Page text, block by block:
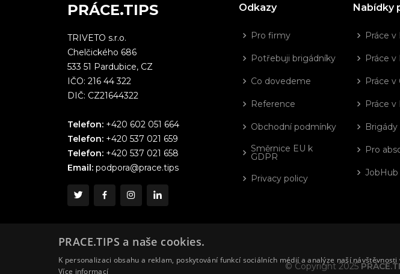
PRÁCE.TIPS
TRIVETO s.r.o.
Chelčického 686
533 51 Pardubice, CZ
IČO: 216 44 322
DIČ: CZ21644322
Telefon: +420 602 051 664
Telefon: +420 537 021 659
Telefon: +420 537 021 658
Email: podpora@prace.tips
Odkazy
Pro firmy
Potřebuji brigádníky
Co dovedeme
Reference
Obchodní podmínky
Směrnice EU k
GDPR
Privacy policy
Nabídky
Práce v
Práce v
Práce v
Práce v
Brigády
Pro
JobHub
© Copyright 2025
PRACE.TIPS a naše cookies.
K personalizaci obsahu a reklam, poskytování funkcí sociálních médií a analýze naší
Více informací